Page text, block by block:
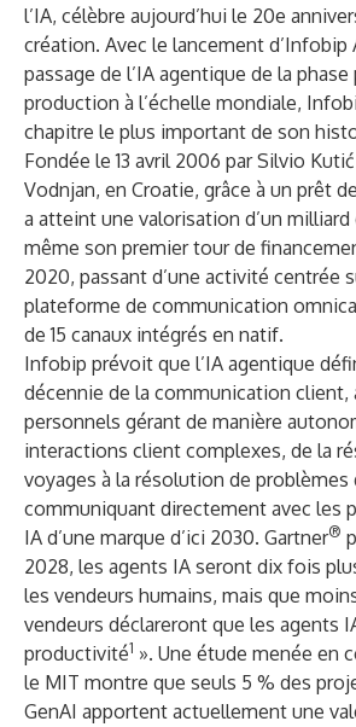
l’IA, célèbre aujourd’hui le 20e
création. Avec le lancement d’Infobip
passage de l’IA agentique de la
production à l’échelle mondiale,
chapitre le plus important de son
Fondée le 13 avril 2006 par Silvio
Vodnjan, en Croatie, grâce à un prêt
a atteint une valorisation d’un
même son premier tour de
2020, passant d’une activité centrée
plateforme de communication
de 15 canaux intégrés en natif.
Infobip prévoit que l’IA agentique
décennie de la communication client,
personnels gérant de manière
interactions client complexes, de la
voyages à la résolution de
communiquant directement avec les
IA d’une marque d’ici 2030. Gartner®
2028, les agents IA seront dix fois
les vendeurs humains, mais que
vendeurs déclareront que les agents
productivité1 ». Une étude menée en
le MIT montre que seuls 5 % des
GenAI apportent actuellement une